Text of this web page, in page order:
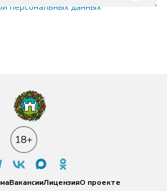
персональных данных
ВакансииЛицензияО проекте